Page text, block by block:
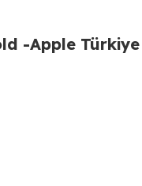
-Apple